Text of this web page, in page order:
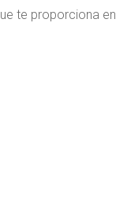
te proporciona